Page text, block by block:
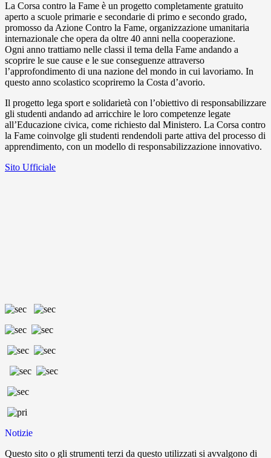
La Corsa contro la Fame è un progetto completamente gratuito
aperto a scuole primarie e secondarie di primo e secondo grado,
promosso da Azione Contro la Fame, organizzazione umanitaria
internazionale che opera da oltre 40 anni nella cooperazione.
Ogni anno trattiamo nelle classi il tema della Fame andando a
scoprire le sue cause e le sue conseguenze attraverso
l’approfondimento di una nazione del mondo in cui lavoriamo. In
questo anno scolastico scopriremo la Costa d’avorio.
Il progetto lega sport e solidarietà con l’obiettivo di responsabilizzare
gli studenti andando ad arricchire le loro competenze legate
all’Educazione civica, come richiesto dal Ministero. La Corsa contro
la Fame coinvolge gli studenti rendendoli parte attiva del processo di
apprendimento, con un modello di responsabilizzazione innovativo.
Sito Ufficiale
Notizie
Questo sito o gli strumenti terzi da questo utilizzati si avvalgono di